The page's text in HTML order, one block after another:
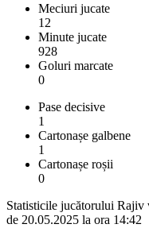
Meciuri jucate
12
Minute jucate
928
Goluri marcate
0
Pase decisive
1
Cartonașe galbene
1
Cartonașe roșii
0
Statisticile jucătorului Rajiv
de 20.05.2025 la ora 14:42